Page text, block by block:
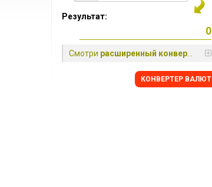
Результат:
Смотри расширенный конвертер
КОНВЕРТЕР ВАЛЮТ